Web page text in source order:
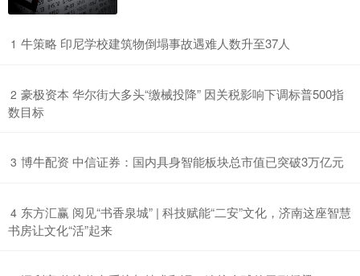
1 ​牛策略 印尼学校建筑物倒塌事故遇难人数升至37人
2 ​豪极资本 华尔街大多头“缴械投降” 因关税影响下调标普500指
数目标
3 ​博牛配资 中信证券：国内具身智能板块总市值已突破3万亿元
4 ​东方汇赢 阅见“书香泉城” | 科技赋能“二安”文化，济南这座智慧
书房让文化“活”起来